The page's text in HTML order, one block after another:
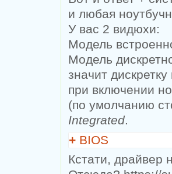
и любая
У вас 2 видюхи:
Модель
Модель
значит
при включении
(по умолчанию
Integrated.
+ BIOS
Кстати, драйвер